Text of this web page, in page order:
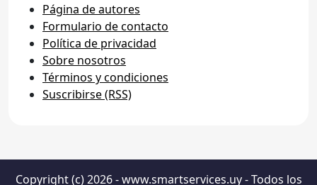
Página de autores
Formulario de contacto
Política de privacidad
Sobre nosotros
Términos y condiciones
Suscribirse (RSS)
Copyright (c) 2026 - www.smartservices.uy - Todos los